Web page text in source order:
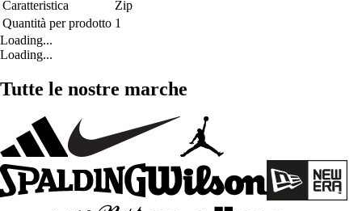
Caratteristica
Zip
Quantità per prodotto 1
Loading...
Loading...
Tutte le nostre marche